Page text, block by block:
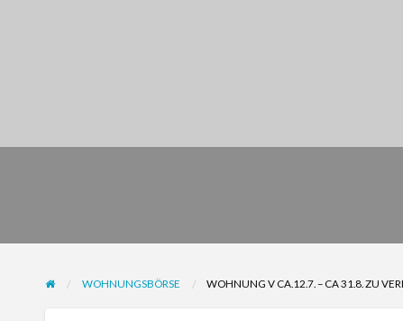
WOHNUNGSBÖRSE WOHNUNG V CA.12.7. – CA 31.8. ZU